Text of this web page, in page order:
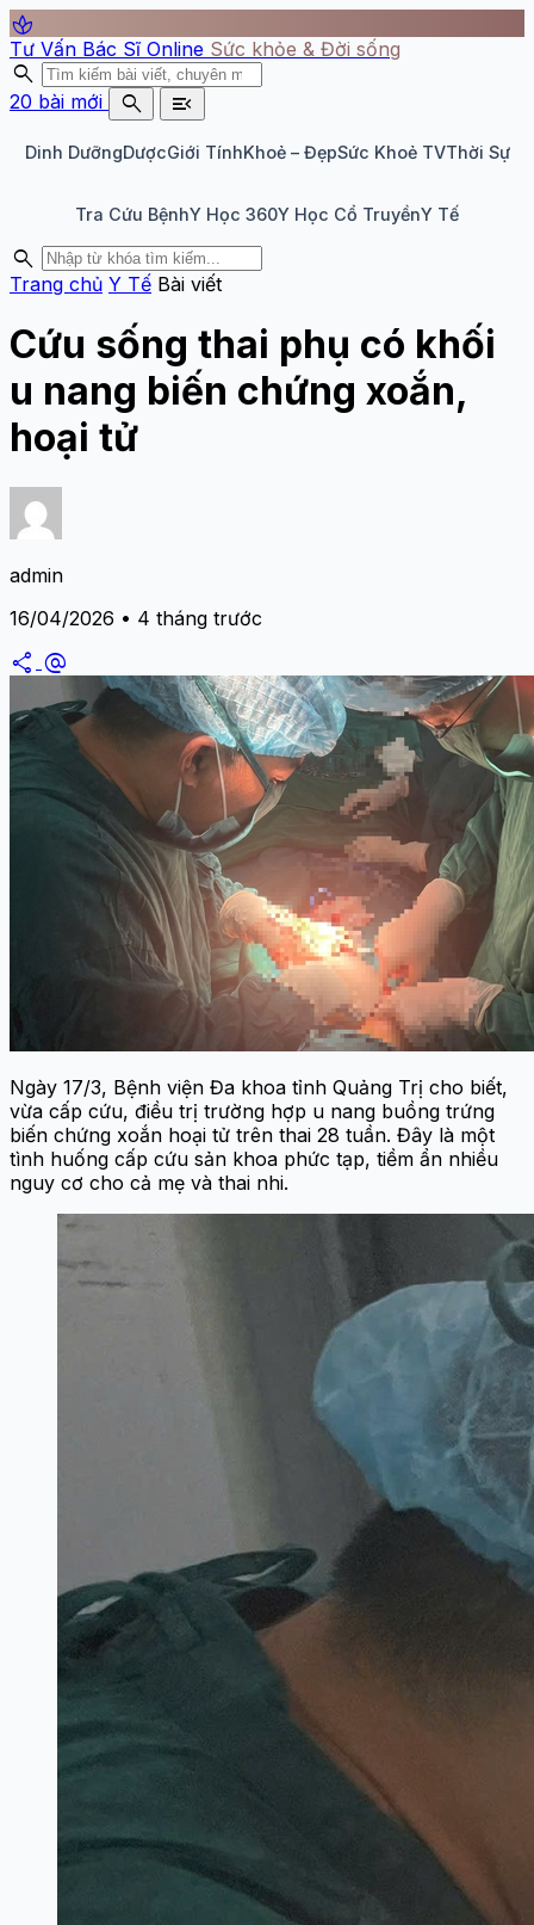
spa
Tư Vấn Bác Sĩ Online Sức khỏe & Đời sống
search
20 bài mới search menu_open
Dinh DưỡngDượcGiới TínhKhoẻ – ĐẹpSức Khoẻ TVThời Sự
Tra Cứu BệnhY Học 360Y Học Cổ TruyềnY Tế
search
Trang chủ Y Tế Bài viết
Cứu sống thai phụ có khối
u nang biến chứng xoắn,
hoại tử
admin
16/04/2026 • 4 tháng trước
share alternate_email
Ngày 17/3, Bệnh viện Đa khoa tỉnh Quảng Trị cho biết,
vừa cấp cứu, điều trị trường hợp u nang buồng trứng
biến chứng xoắn hoại tử trên thai 28 tuần. Đây là một
tình huống cấp cứu sản khoa phức tạp, tiềm ẩn nhiều
nguy cơ cho cả mẹ và thai nhi.